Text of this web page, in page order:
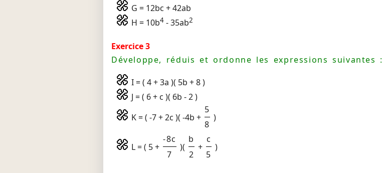
G = 12bc + 42ab
H = 10b4 - 35ab2
Exercice 3
Développe, réduis et ordonne les expressions suivantes :
I = ( 4 + 3a )( 5b + 8 )
J = ( 6 + c )( 6b - 2 )
K = ( -7 + 2c )( -4b +
5
8
)
L = ( 5 +
-8c
7
)(
b
2
+
c
5
)